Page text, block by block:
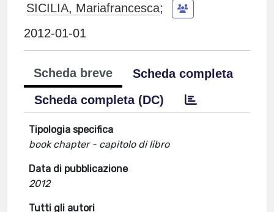
SICILIA, Mariafrancesca;
2012-01-01
Scheda breve
Scheda completa
Scheda completa (DC)
Tipologia specifica
book chapter - capitolo di libro
Data di pubblicazione
2012
Tutti gli autori